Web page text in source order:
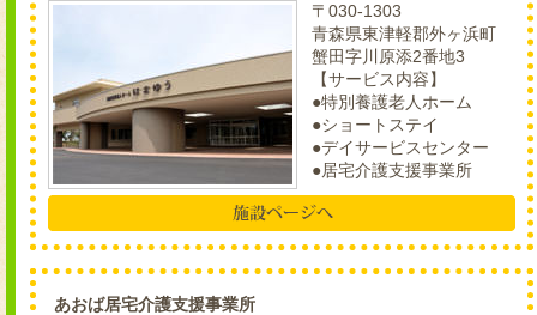
〒030-1303
青森県東津軽郡外ヶ浜町
蟹田字川原添2番地3
【サービス内容】
●特別養護老人ホーム
●ショートステイ
●デイサービスセンター
●居宅介護支援事業所
あおば居宅介護支援事業所